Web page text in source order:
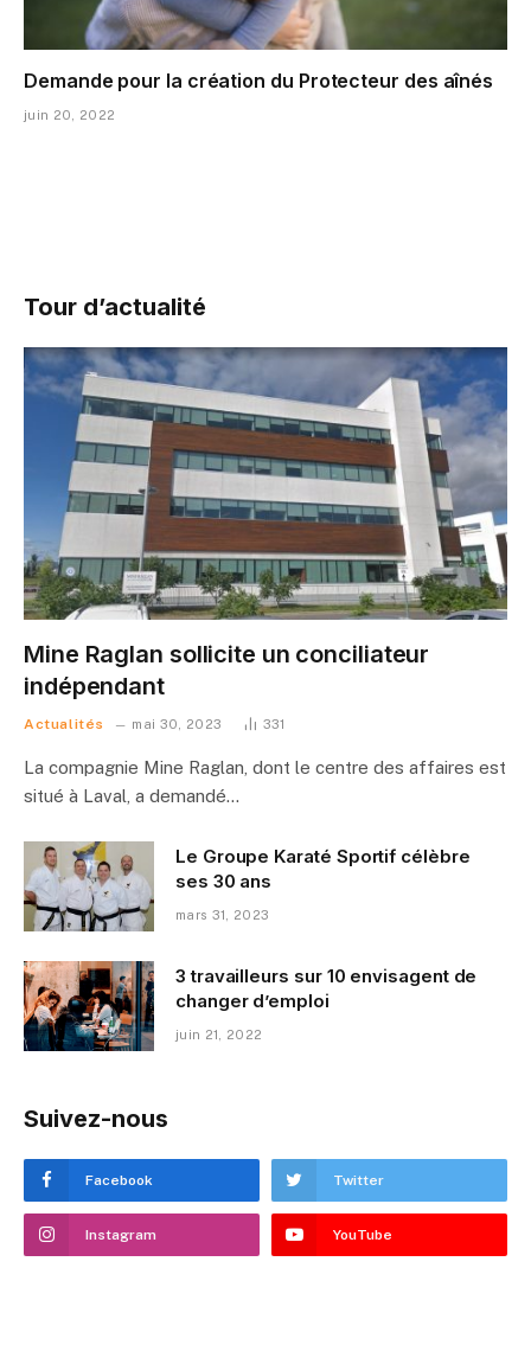
Demande pour la création du Protecteur des aînés
juin 20, 2022
Tour d’actualité
Mine Raglan sollicite un conciliateur
indépendant
Actualités mai 30, 2023 331
La compagnie Mine Raglan, dont le centre des affaires est
situé à Laval, a demandé…
Le Groupe Karaté Sportif célèbre
ses 30 ans
mars 31, 2023
3 travailleurs sur 10 envisagent de
changer d’emploi
juin 21, 2022
Suivez-nous
Facebook Twitter
Instagram YouTube